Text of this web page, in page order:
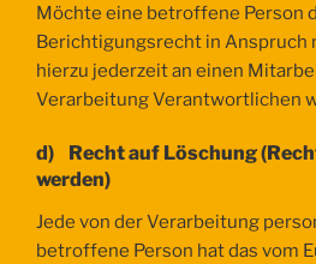
Möchte eine betroffene Person
Berichtigungsrecht in Anspruch
hierzu jederzeit an einen
Verarbeitung Verantwortlichen
d) Recht auf Löschung
werden)
Jede von der Verarbeitung
betroffene Person hat das vom